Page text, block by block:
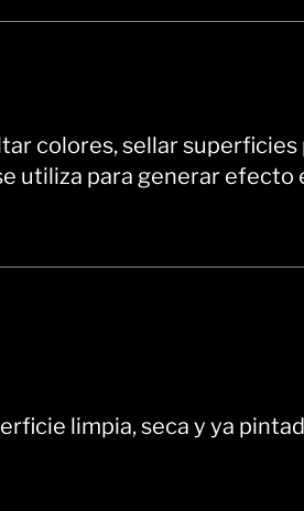
colores, sellar
utiliza para generar
limpia, seca y ya